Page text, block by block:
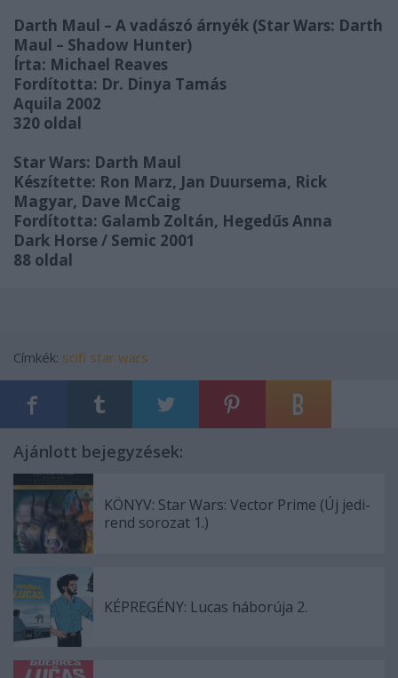
Darth Maul – A vadászó árnyék (Star Wars: Darth
Maul – Shadow Hunter)
Írta: Michael Reaves
Fordította: Dr. Dinya Tamás
Aquila 2002
320 oldal
Star Wars: Darth Maul
Készítette: Ron Marz, Jan Duursema, Rick
Magyar, Dave McCaig
Fordította: Galamb Zoltán, Hegedűs Anna
Dark Horse / Semic 2001
88 oldal
Címkék: scifi star wars
Ajánlott bejegyzések:
KÖNYV: Star Wars: Vector Prime (Új jedi-
rend sorozat 1.)
KÉPREGÉNY: Lucas háborúja 2.